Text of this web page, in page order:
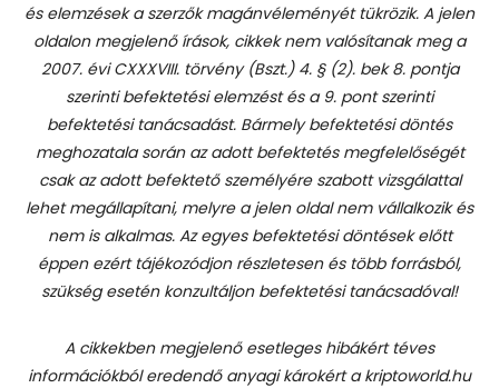
és elemzések a szerzők magánvéleményét tükrözik. A jelen
oldalon megjelenő írások, cikkek nem valósítanak meg a
2007. évi CXXXVIII. törvény (Bszt.) 4. § (2). bek 8. pontja
szerinti befektetési elemzést és a 9. pont szerinti
befektetési tanácsadást. Bármely befektetési döntés
meghozatala során az adott befektetés megfelelőségét
csak az adott befektető személyére szabott vizsgálattal
lehet megállapítani, melyre a jelen oldal nem vállalkozik és
nem is alkalmas. Az egyes befektetési döntések előtt
éppen ezért tájékozódjon részletesen és több forrásból,
szükség esetén konzultáljon befektetési tanácsadóval!
A cikkekben megjelenő esetleges hibákért téves
információkból eredendő anyagi károkért a kriptoworld.hu